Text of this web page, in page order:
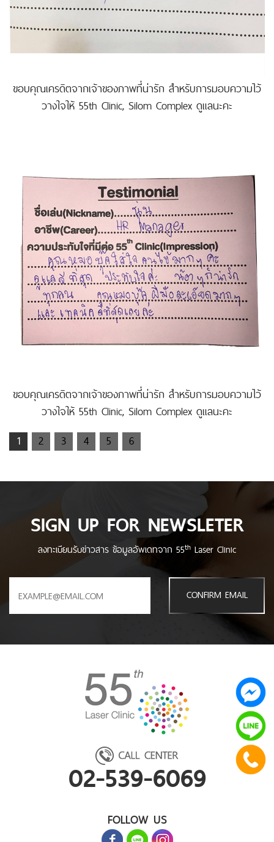
ขอบคุณเครดิตจากเจ้าของภาพที่น่ารัก สำหรับการมอบความไว้
วางใจให้ 55th Clinic, Silom Complex ดูแลนะคะ
ขอบคุณเครดิตจากเจ้าของภาพที่น่ารัก สำหรับการมอบความไว้
วางใจให้ 55th Clinic, Silom Complex ดูแลนะคะ
1
2 3 4 5 6
SIGN UP FOR NEWSLETER
ลงทะเบียนรับข่าวสาร ข้อมูลอัพเดทจาก 55th Laser Clinic
CONFIRM EMAIL
02-539-6069
FOLLOW US